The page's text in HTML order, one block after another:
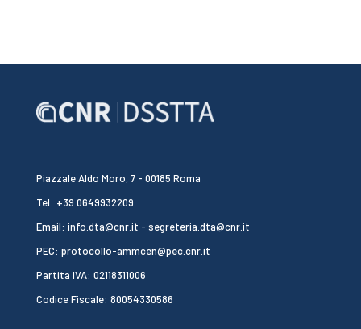
Piazzale Aldo Moro, 7 - 00185 Roma
Tel: +39 0649932209
Email: info.dta@cnr.it - segreteria.dta@cnr.it
PEC: protocollo-ammcen@pec.cnr.it
Partita IVA: 02118311006
Codice Fiscale: 80054330586